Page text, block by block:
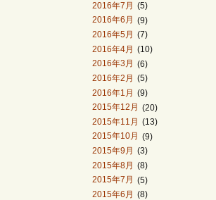
2016年7月
(5)
2016年6月
(9)
2016年5月
(7)
2016年4月 (10)
2016年3月
(6)
2016年2月
(5)
2016年1月 (9)
2015年12月
(20)
2015年11月
(13)
2015年10月
(9)
2015年9月
(3)
2015年8月 (8)
2015年7月
(5)
2015年6月
(8)